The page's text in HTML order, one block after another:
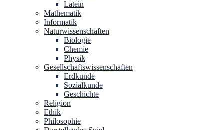
Latein
Mathematik
Informatik
Naturwissenschaften
Biologie
Chemie
Physik
Gesellschaftswissenschaften
Erdkunde
Sozialkunde
Geschichte
Religion
Ethik
Philosophie